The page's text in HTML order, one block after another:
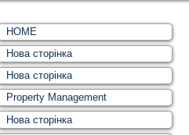
HOME
Нова сторінка
Нова сторінка
Property Management
Нова сторінка